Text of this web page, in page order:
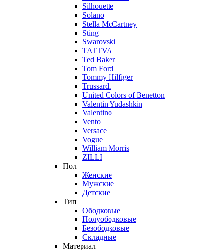
Silhouette
Solano
Stella McCartney
Sting
Swarovski
TATTVA
Ted Baker
Tom Ford
Tommy Hilfiger
Trussardi
United Colors of Benetton
Valentin Yudashkin
Valentino
Vento
Versace
Vogue
William Morris
ZILLI
Пол
Женские
Мужские
Детские
Тип
Ободковые
Полуободковые
Безободковые
Складные
Материал